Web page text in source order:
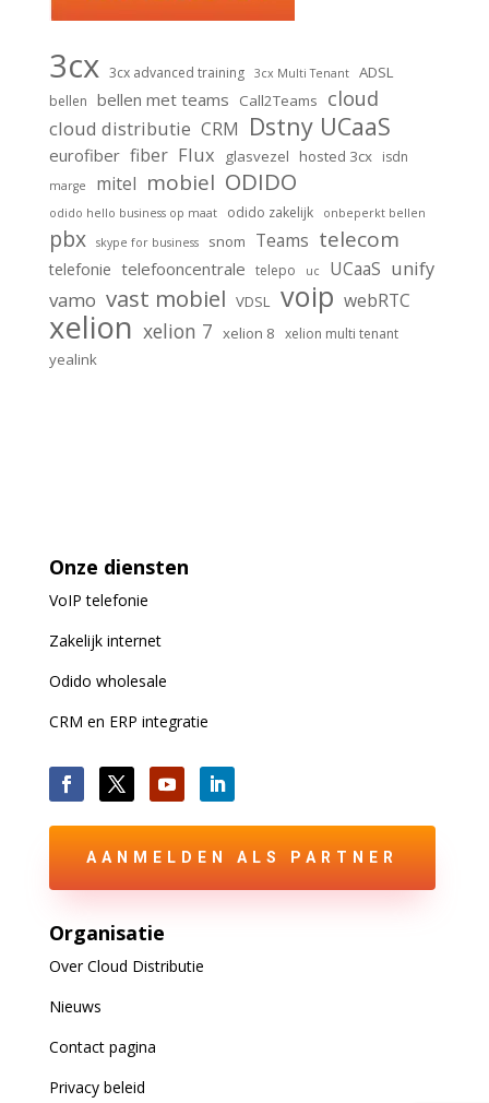
3cx 3cx advanced training 3cx Multi Tenant ADSL
bellen bellen met teams Call2Teams cloud
cloud distributie CRM Dstny UCaaS
eurofiber fiber Flux glasvezel hosted 3cx isdn
marge mitel mobiel ODIDO
odido hello business op maat odido zakelijk onbeperkt bellen
pbx skype for business snom Teams telecom
telefonie telefooncentrale telepo uc UCaaS unify
vamo vast mobiel VDSL voip webRTC
xelion xelion 7 xelion 8 xelion multi tenant
yealink
Onze diensten
VoIPtelefonie
Zakelijk internet
Odido wholesale
CRM en ERP integratie
AANMELDEN ALS PARTNER
Organisatie
Over Cloud Distributie
Nieuws
Contact pagina
Privacy beleid